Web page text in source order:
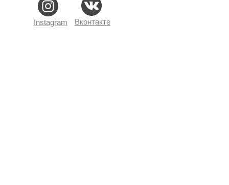
Instagram Вконтакте